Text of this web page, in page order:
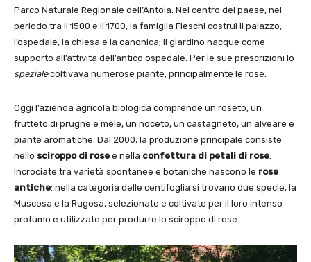
Parco Naturale Regionale dell’Antola. Nel centro del paese, nel
periodo tra il 1500 e il 1700, la famiglia Fieschi costruì il palazzo,
l’ospedale, la chiesa e la canonica; il giardino nacque come
supporto all’attività dell’antico ospedale. Per le sue prescrizioni lo
spezialecoltivava numerose piante, principalmente le rose.
Oggi l’azienda agricola biologica comprende un roseto, un
frutteto di prugne e mele, un noceto, un castagneto, un alveare e
piante aromatiche. Dal 2000, la produzione principale consiste
nello sciroppo di rose e nella confettura di petali di rose
Incrociate tra varietà spontanee e botaniche nascono le rose
antiche: nella categoria delle centifoglia si trovano due specie, la
Muscosa e la Rugosa, selezionate e coltivate per il loro intenso
profumo e utilizzate per produrre lo sciroppo di rose.